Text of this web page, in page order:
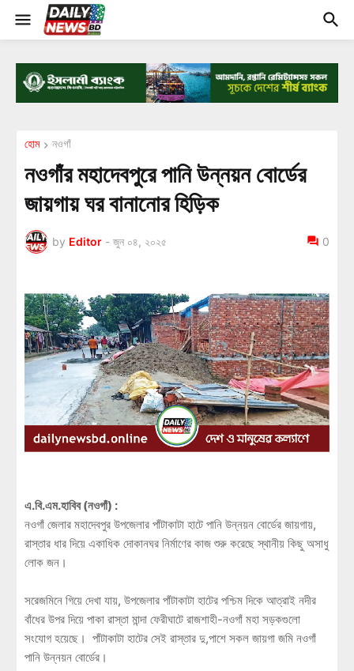
হোম নওগাঁ
নওগাঁর মহাদেবপুরে পানি উন্নয়ন বোর্ডের
জায়গায় ঘর বানানোর হিড়িক
by Editor - জুন ০৪, ২০২৫ 0
এ.বি.এম.হাবিব (নওগাঁ) :
নওগাঁ জেলার মহাদেবপুর উপজেলার পাঁটাকাটা হাটে পানি উন্নয়ন বোর্ডের জায়গায়,
রাস্তার ধার দিয়ে একাধিক দোকানঘর নির্মাণের কাজ শুরু করেছে স্থানীয় কিছু অসাধু
লোক জন।
সরেজমিনে গিয়ে দেখা যায়, উপজেলার পাঁটাকাটা হাটের পশ্চিম দিকে আত্রাই নদীর
বাঁধের উপর দিয়ে পাকা রাস্তা মান্দা ফেরীঘাটে রাজশাহী-নওগাঁ মহা সড়কগুলো
সংযোগ হয়েছে। পাঁটাকাটা হাটের সেই রাস্তার দু,পাশে সকল জায়গা জমি নওগাঁ
পানি উন্নয়ন বোর্ডের।